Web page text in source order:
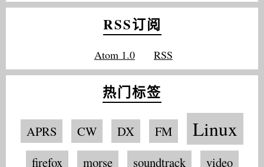
RSS订阅
Atom 1.0 RSS
热门标签
APRS CW DX FM Linux
firefox morse soundtrack
video